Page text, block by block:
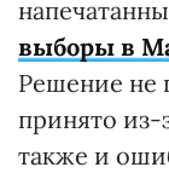
выборы в
Решение не
принято из-
также и